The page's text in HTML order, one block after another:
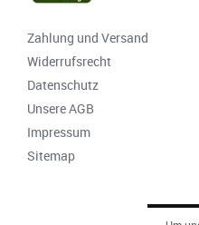
Zahlung und Versand
Widerrufsrecht
Datenschutz
Unsere AGB
Impressum
Sitemap